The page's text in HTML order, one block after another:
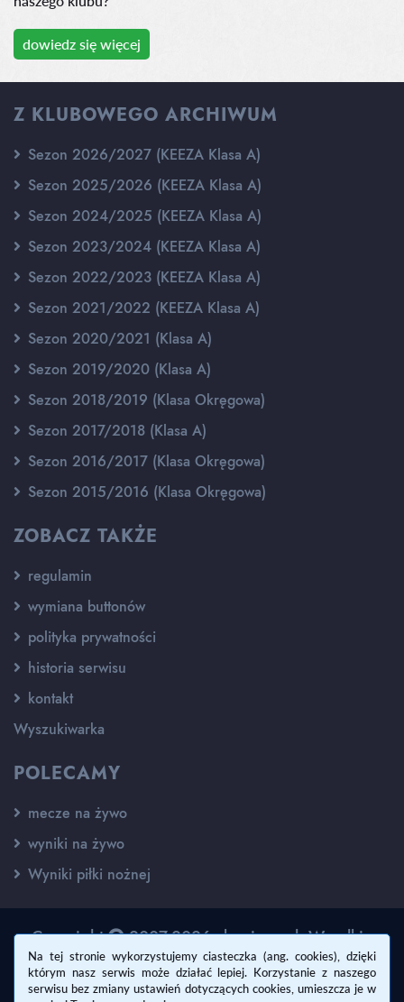
Na tej stronie wykorzystujemy ciasteczka (ang. cookies), dzięki
którym nasz serwis może działać lepiej. Korzystanie z naszego
serwisu bez zmiany ustawień dotyczących cookies, umieszcza je w
dowiedz się więcej
Z KLUBOWEGO ARCHIWUM
Sezon 2026/2027 (KEEZA Klasa A)
Sezon 2025/2026 (KEEZA Klasa A)
Sezon 2024/2025 (KEEZA Klasa A)
Sezon 2023/2024 (KEEZA Klasa A)
Sezon 2022/2023 (KEEZA Klasa A)
Sezon 2021/2022 (KEEZA Klasa A)
Sezon 2020/2021 (Klasa A)
Sezon 2019/2020 (Klasa A)
Sezon 2018/2019 (Klasa Okręgowa)
Sezon 2017/2018 (Klasa A)
Sezon 2016/2017 (Klasa Okręgowa)
Sezon 2015/2016 (Klasa Okręgowa)
ZOBACZ TAKŻE
regulamin
wymiana buttonów
polityka prywatności
historia serwisu
kontakt
Wyszukiwarka
POLECAMY
mecze na żywo
wyniki na żywo
Wyniki piłki nożnej
Copyright
2007-2026 - kswisan.pl. Wszelkie
prawa zastrzeżone.
Wykonanie:Damian Lombara